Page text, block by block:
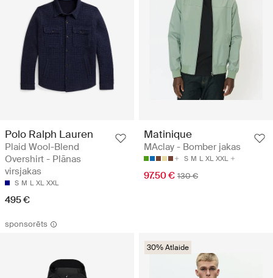
Polo Ralph Lauren
Plaid Wool-Blend
Overshirt - Plānas
virsjakas
S M L XL XXL
495 €
Matinique
MAclay - Bomber jakas
S M L XL XXL
97.50 € 130 €
sponsorēts
30% Atlaide